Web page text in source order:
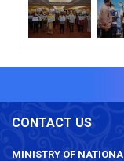
CONTACT US
MINISTRY OF